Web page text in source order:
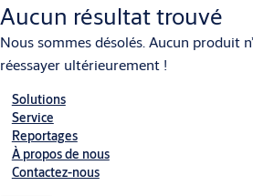
Aucun résultat trouvé
Nous sommes désolés. Aucun produit
réessayer ultérieurement !
Solutions
Service
Reportages
À propos de nous
Contactez-nous